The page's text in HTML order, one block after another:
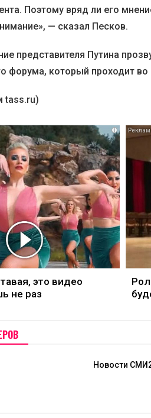
Поэтому вряд ли его
— сказал Песков.
представителя Путина
форума, который проходит во
tass.ru)
i
это видео
не раз
Новости